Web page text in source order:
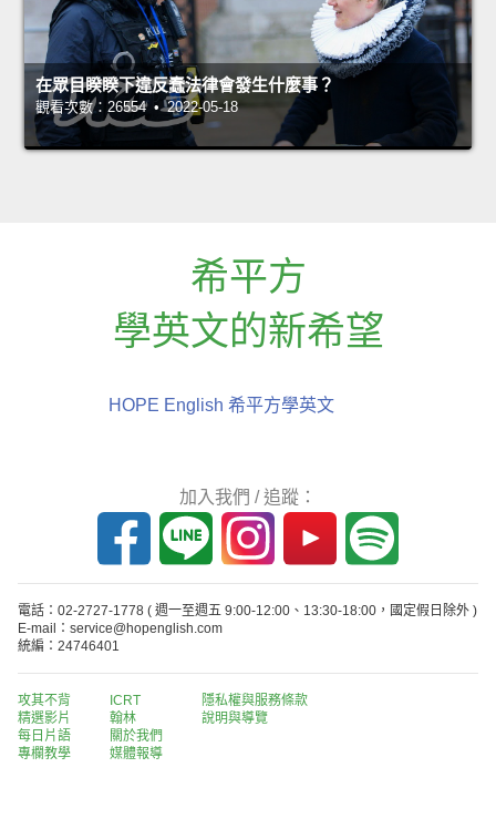
在眾目睽睽下違反蠢法律會發生什麼事？
觀看次數：26554 • 2022-05-18
希平方
學英文的新希望
HOPE English 希平方學英文
加入我們 / 追蹤：
電話：02-2727-1778 ( 週一至週五 9:00-12:00、13:30-18:00，國定假日除外 )
E-mail：service@hopenglish.com
統編：24746401
攻其不背
精選影片
每日片語
專欄教學
ICRT
翰林
關於我們
媒體報導
隱私權與服務條款
說明與導覽